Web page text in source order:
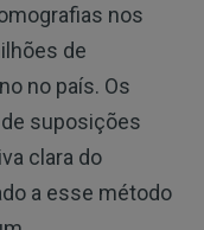
nos
de
no país. Os
suposições
clara do
a esse método